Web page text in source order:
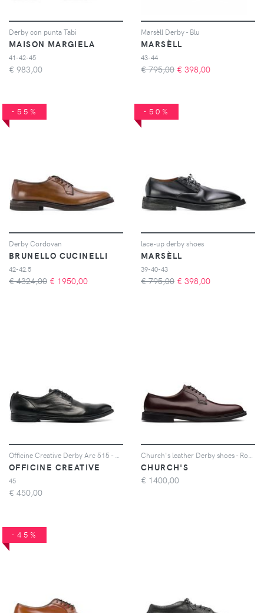
Derby con punta Tabi
MAISON MARGIELA
41-42-45
€ 983,00
Marsèll Derby - Blu
MARSÈLL
43-44
€ 795,00 € 398,00
-55%
Derby Cordovan
BRUNELLO CUCINELLI
42-42.5
€ 4324,00 € 1950,00
-50%
lace-up derby shoes
MARSÈLL
39-40-43
€ 795,00 € 398,00
OFFICINE CREATIVE
45
€ 450,00
CHURCH'S
€ 1400,00
-45%